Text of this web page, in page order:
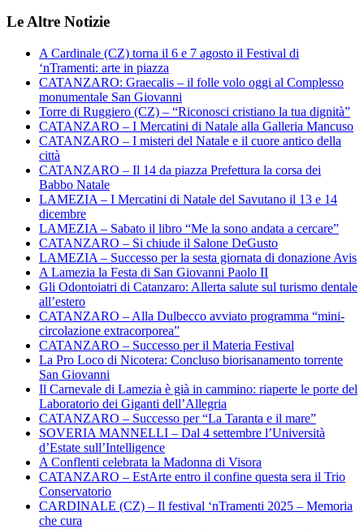
Le Altre Notizie
A Cardinale (CZ) torna il 6 e 7 agosto il Festival di
‘nTramenti: arte in piazza
CATANZARO: Graecalis – il folle volo oggi al Complesso
monumentale San Giovanni
Torre di Ruggiero (CZ) – “Riconosci cristiano la tua dignità”
CATANZARO – I Mercatini di Natale alla Galleria Mancuso
CATANZARO – I misteri del Natale e il cuore antico della
città
CATANZARO – Il 14 da piazza Prefettura la corsa dei
Babbo Natale
LAMEZIA – I Mercatini di Natale del Savutano il 13 e 14
dicembre
LAMEZIA – Sabato il libro “Me la sono andata a cercare”
CATANZARO – Si chiude il Salone DeGusto
LAMEZIA – Successo per la sesta giornata di donazione Avis
A Lamezia la Festa di San Giovanni Paolo II
Gli Odontoiatri di Catanzaro: Allerta salute sul turismo dentale
all’estero
CATANZARO – Alla Dulbecco avviato programma “mini-
circolazione extracorporea”
CATANZARO – Successo per il Materia Festival
La Pro Loco di Nicotera: Concluso biorisanamento torrente
San Giovanni
Il Carnevale di Lamezia è già in cammino: riaperte le porte del
Laboratorio dei Giganti dell’Allegria
CATANZARO – Successo per “La Taranta e il mare”
SOVERIA MANNELLI – Dal 4 settembre l’Università
d’Estate sull’Intelligence
A Conflenti celebrata la Madonna di Visora
CATANZARO – EstArte entro il confine questa sera il Trio
Conservatorio
CARDINALE (CZ) – Il festival ‘nTramenti 2025 – Memoria
che cura